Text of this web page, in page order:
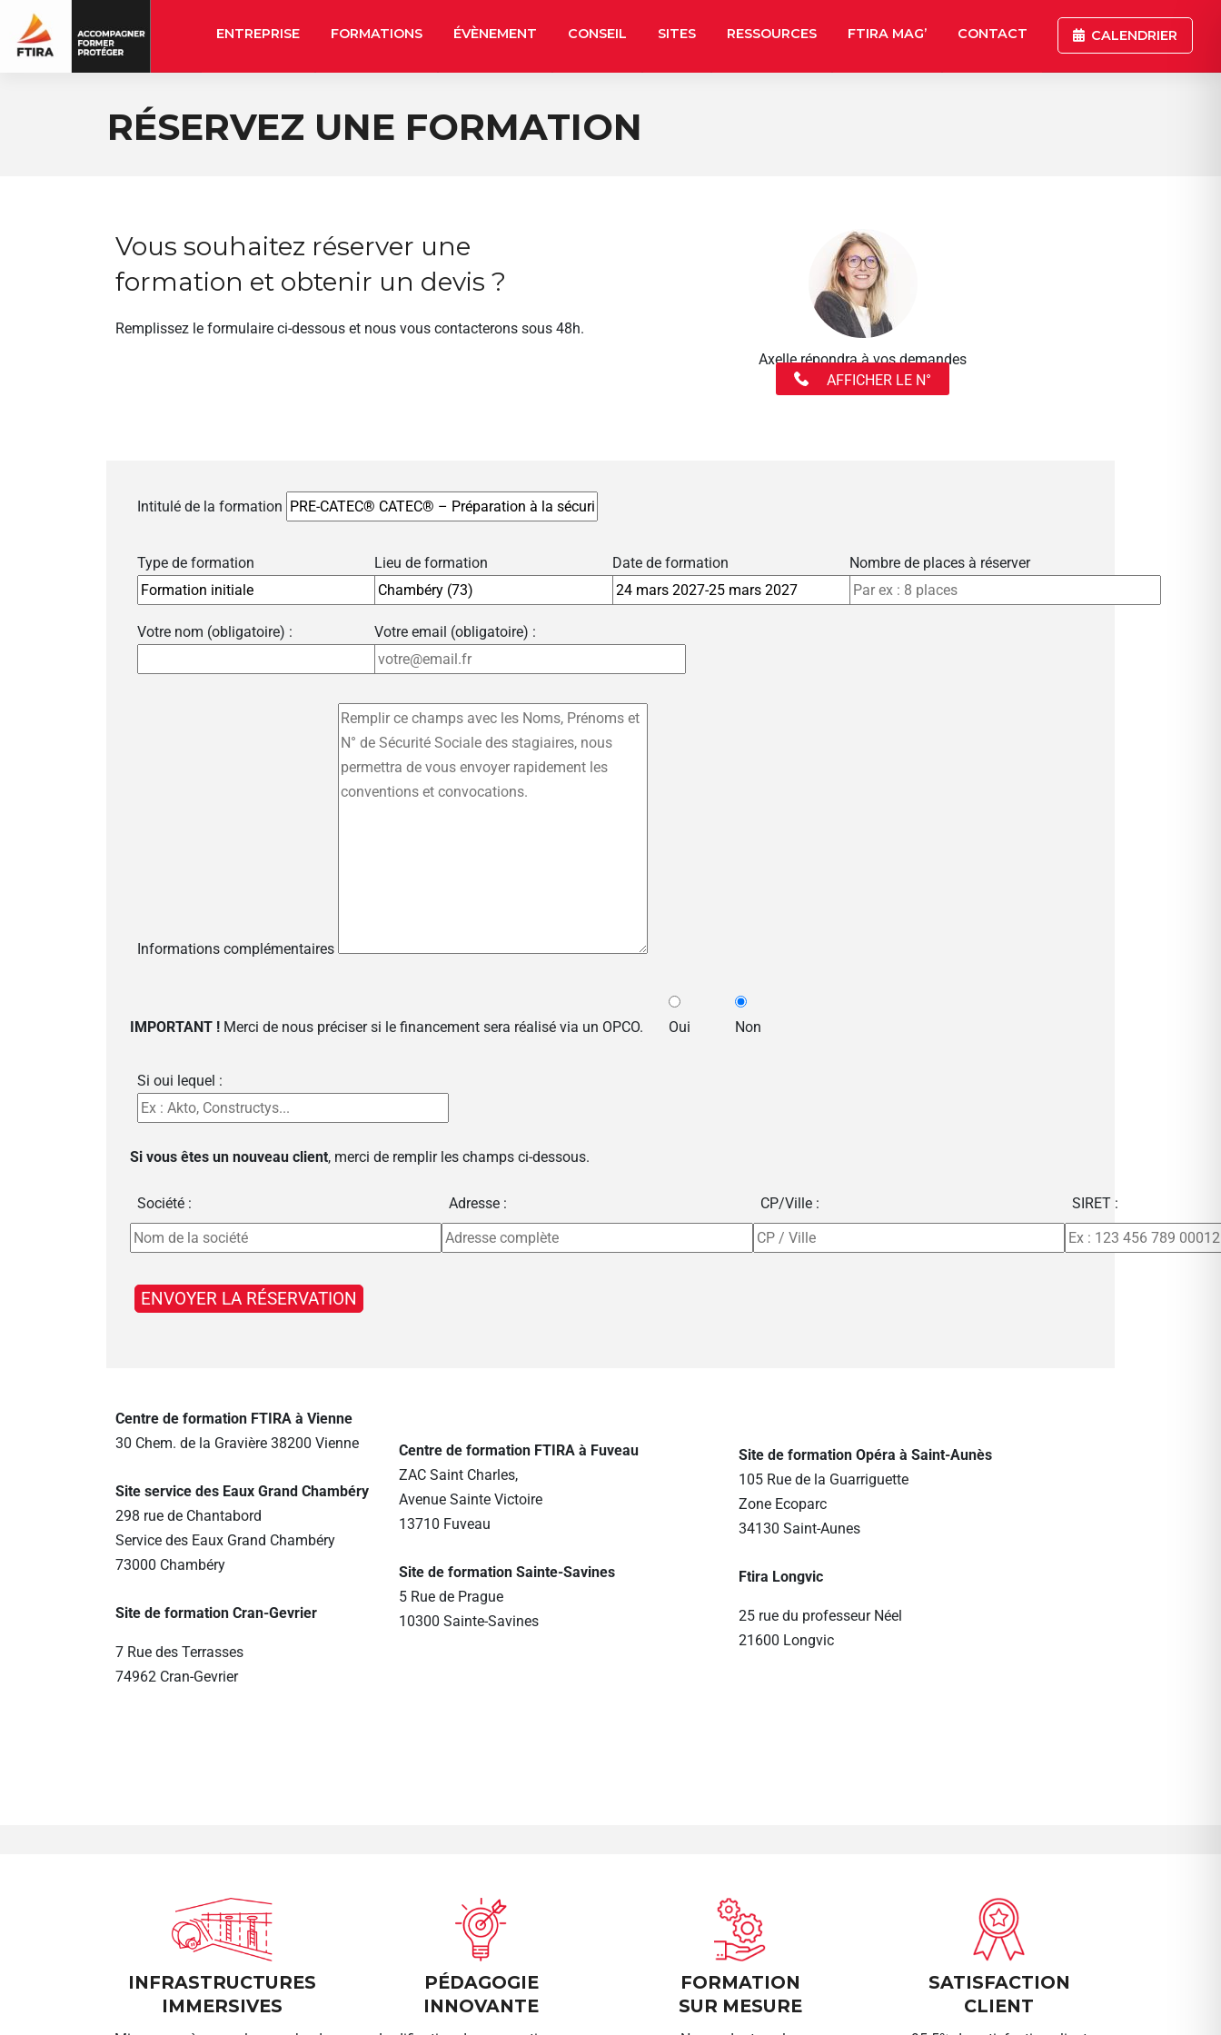
ENTREPRISE FORMATIONS ÉVÈNEMENT CONSEIL SITES RESSOURCES FTIRA MAG’ CONTACT CALENDRIER
RÉSERVEZ UNE FORMATION
Vous souhaitez réserver une
formation et obtenir un devis ?
Remplissez le formulaire ci-dessous et nous vous contacterons sous 48h.
Axelle répondra à vos demandes
AFFICHER LE N°
Intitulé de la formation
Type de formation Lieu de formation Date de formation Nombre de places à réserver
Votre nom (obligatoire) : Votre email (obligatoire) :
Informations complémentaires
IMPORTANT ! Merci de nous préciser si le financement sera réalisé via un OPCO. Oui Non
Si oui lequel :
Si vous êtes un nouveau client, merci de remplir les champs ci-dessous.
Société : Adresse : CP/Ville : SIRET :
Centre de formation FTIRA à Vienne
30 Chem. de la Gravière 38200 Vienne
Site service des Eaux Grand Chambéry
298 rue de Chantabord
Service des Eaux Grand Chambéry
73000 Chambéry
Site de formation Cran-Gevrier
7 Rue des Terrasses
74962 Cran-Gevrier
Centre de formation FTIRA à Fuveau
ZAC Saint Charles,
Avenue Sainte Victoire
13710 Fuveau
Site de formation Sainte-Savines
5 Rue de Prague
10300 Sainte-Savines
Site de formation Opéra à Saint-Aunès
105 Rue de la Guarriguette
Zone Ecoparc
34130 Saint-Aunes
Ftira Longvic
25 rue du professeur Néel
21600 Longvic
INFRASTRUCTURES
IMMERSIVES
PÉDAGOGIE
INNOVANTE
FORMATION
SUR MESURE
SATISFACTION
CLIENT